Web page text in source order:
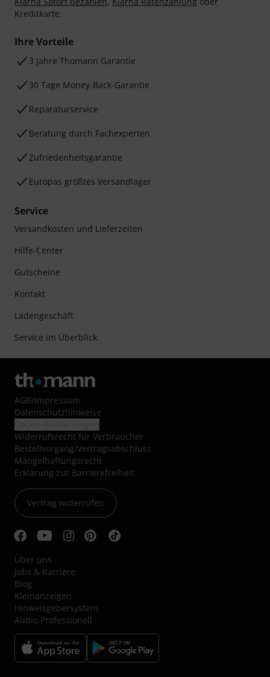
Kreditkarte.
Ihre Vorteile
3 Jahre Thomann Garantie
30 Tage Money-Back-Garantie
Reparaturservice
Beratung durch Fachexperten
Zufriedenheitsgarantie
Europas größtes Versandlager
Service
Versandkosten und Lieferzeiten
Hilfe-Center
Gutscheine
Kontakt
Ladengeschäft
Service im Überblick
AGB/Impressum
Datenschutzhinweise
Widerrufsrecht für Verbraucher
Bestellvorgang/Vertragsabschluss
Mängelhaftungsrecht
Erklärung zur Barrierefreiheit
Vertrag widerrufen
Über uns
Jobs & Karriere
Blog
Kleinanzeigen
Hinweisgebersystem
Audio Professionell